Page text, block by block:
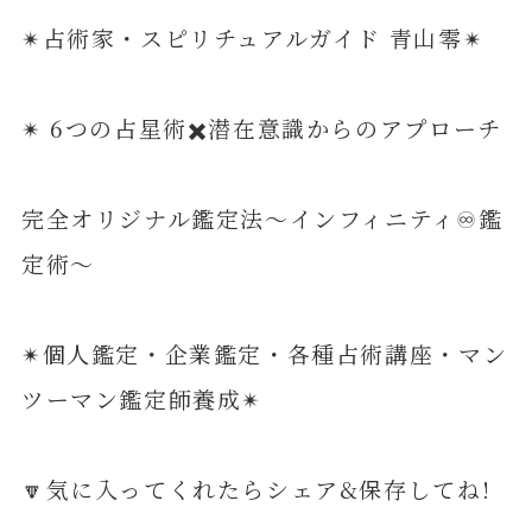
✴︎占術家・スピリチュアルガイド 青山零✴︎
✴︎ 6つの占星術✖️潜在意識からのアプローチ
完全オリジナル鑑定法〜インフィニティ♾️鑑
定術〜
✴︎個人鑑定・企業鑑定・各種占術講座・マン
ツーマン鑑定師養成✴︎
🔽気に入ってくれたらシェア&保存してね!